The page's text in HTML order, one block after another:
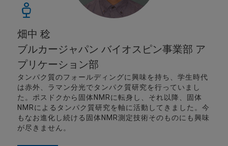
畑中 稔
ブルカージャパン バイオスピン事業部 ア
プリケーション部
タンパク質のフォールディングに興味を持ち、学生時代
は赤外、ラマン分光でタンパク質研究を行っていまし
た。ポスドクから固体NMRに転身し、それ以降、固体
NMRによるタンパク質研究を軸に活動してきました。今
もなお進化し続ける固体NMR測定技術そのものにも興味
が尽きません。